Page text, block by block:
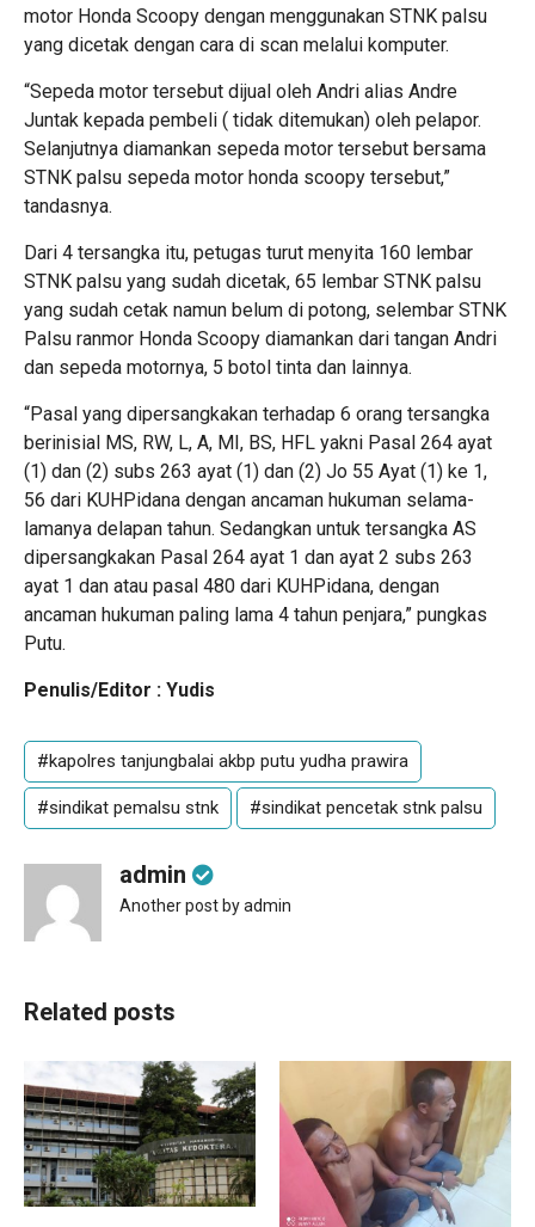
motor Honda Scoopy dengan menggunakan STNK palsu
yang dicetak dengan cara di scan melalui komputer.
“Sepeda motor tersebut dijual oleh Andri alias Andre
Juntak kepada pembeli ( tidak ditemukan) oleh pelapor.
Selanjutnya diamankan sepeda motor tersebut bersama
STNK palsu sepeda motor honda scoopy tersebut,”
tandasnya.
Dari 4 tersangka itu, petugas turut menyita 160 lembar
STNK palsu yang sudah dicetak, 65 lembar STNK palsu
yang sudah cetak namun belum di potong, selembar STNK
Palsu ranmor Honda Scoopy diamankan dari tangan Andri
dan sepeda motornya, 5 botol tinta dan lainnya.
“Pasal yang dipersangkakan terhadap 6 orang tersangka
berinisial MS, RW, L, A, MI, BS, HFL yakni Pasal 264 ayat
(1) dan (2) subs 263 ayat (1) dan (2) Jo 55 Ayat (1) ke 1,
56 dari KUHPidana dengan ancaman hukuman selama-
lamanya delapan tahun. Sedangkan untuk tersangka AS
dipersangkakan Pasal 264 ayat 1 dan ayat 2 subs 263
ayat 1 dan atau pasal 480 dari KUHPidana, dengan
ancaman hukuman paling lama 4 tahun penjara,” pungkas
Putu.
Penulis/Editor : Yudis
#kapolres tanjungbalai akbp putu yudha prawira
#sindikat pemalsu stnk #sindikat pencetak stnk palsu
admin
Another post by admin
Related posts